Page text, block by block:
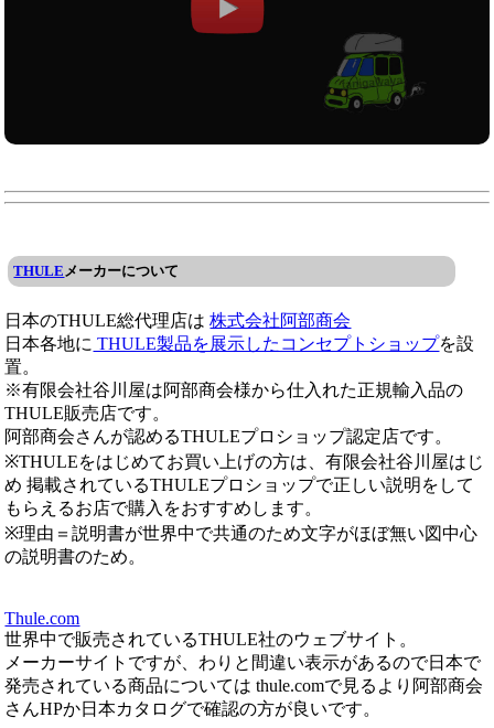
THULEメーカーについて
日本のTHULE総代理店は株式会社阿部商会
日本各地に THULE製品を展示したコンセプトショップを設
置。
※有限会社谷川屋は阿部商会様から仕入れた正規輸入品の
THULE販売店です。
阿部商会さんが認めるTHULEプロショップ認定店です。
※THULEをはじめてお買い上げの方は、有限会社谷川屋はじ
め 掲載されているTHULEプロショップで正しい説明をして
もらえるお店で購入をおすすめします。
※理由＝説明書が世界中で共通のため文字がほぼ無い図中心
の説明書のため。
Thule.com
世界中で販売されているTHULE社のウェブサイト。
メーカーサイトですが、わりと間違い表示があるので日本で
発売されている商品については thule.comで見るより阿部商会
さんHPか日本カタログで確認の方が良いです。